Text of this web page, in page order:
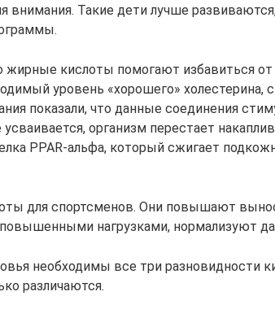
внимания. Такие дети лучше
жирные кислоты помогают избавиться
уровень «хорошего» холестерина,
показали, что данные соединения
организм перестает
PPAR-альфа, который сжигает
для спортсменов. Они повышают
нагрузками, нормализуют
необходимы все три разновидности
различаются.